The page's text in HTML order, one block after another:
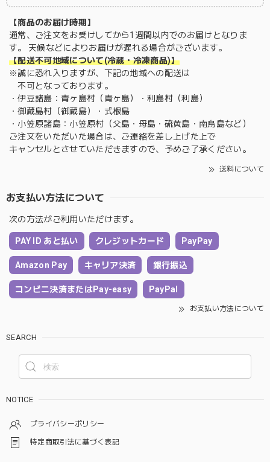
【商品のお届け時期】
通常、ご注文をお受けしてから1週間以内でのお届けとなりま
す。 天候などによりお届けが遅れる場合がございます。
【配送不可地域について(冷蔵・冷凍商品)】
※誠に恐れ入りますが、下記の地域への配送は
不可となっております。
・伊豆諸島：青ヶ島村（青ヶ島）・利島村（利島）
・御蔵島村（御蔵島）・式根島
・小笠原諸島：小笠原村（父島・母島・硫黄島・南鳥島など）
ご注文をいただいた場合は、ご連絡を差し上げた上で
キャンセルとさせていただきますので、予めご了承ください。
送料について
お支払い方法について
次の方法がご利用いただけます。
PAY ID あと払い クレジットカード PayPay
Amazon Pay キャリア決済 銀行振込
コンビニ決済またはPay-easy PayPal
お支払い方法について
SEARCH
NOTICE
プライバシーポリシー
特定商取引法に基づく表記